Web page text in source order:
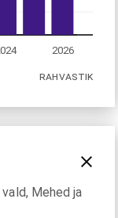
2026
RAHVASTIK
Mehed ja